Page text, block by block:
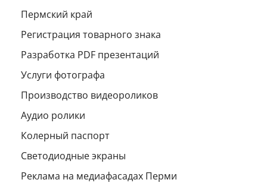
Пермский край
Регистрация товарного знака
Разработка PDF презентаций
Услуги фотографа
Производство видеороликов
Аудио ролики
Колерный паспорт
Светодиодные экраны
Реклама на медиафасадах Перми